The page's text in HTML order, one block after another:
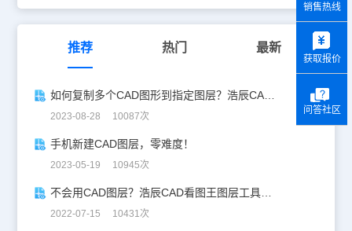
推荐 热门 最新
如何复制多个CAD图形到指定图层？浩辰CAD教你一步搞定！
2023-08-28 10087次
手机新建CAD图层，零难度！
2023-05-19 10945次
不会用CAD图层？浩辰CAD看图王图层工具使用攻略来啦！
2022-07-15 10431次
销售热线
获取报价
问答社区